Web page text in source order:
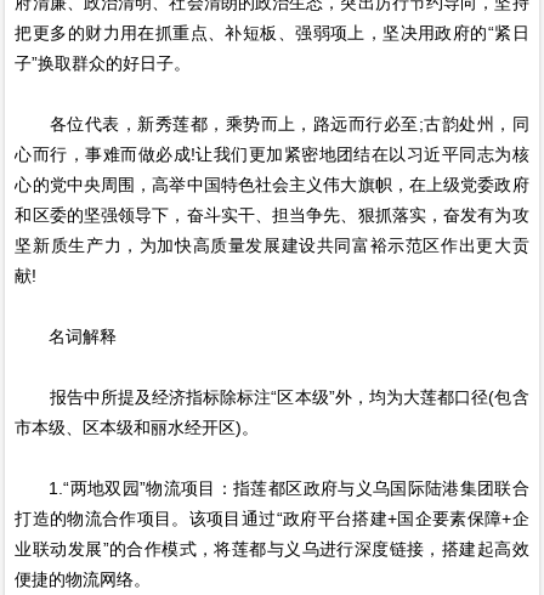
把更多的财力用在抓重点、补短板、强弱项上，坚决用政府的“紧日
子”换取群众的好日子。
各位代表，新秀莲都，乘势而上，路远而行必至;古韵处州，同
心而行，事难而做必成!让我们更加紧密地团结在以习近平同志为核
心的党中央周围，高举中国特色社会主义伟大旗帜，在上级党委政府
和区委的坚强领导下，奋斗实干、担当争先、狠抓落实，奋发有为攻
坚新质生产力，为加快高质量发展建设共同富裕示范区作出更大贡
献!
名词解释
报告中所提及经济指标除标注“区本级”外，均为大莲都口径(包含
市本级、区本级和丽水经开区)。
1.“两地双园”物流项目：指莲都区政府与义乌国际陆港集团联合
打造的物流合作项目。该项目通过“政府平台搭建+国企要素保障+企
业联动发展”的合作模式，将莲都与义乌进行深度链接，搭建起高效
便捷的物流网络。